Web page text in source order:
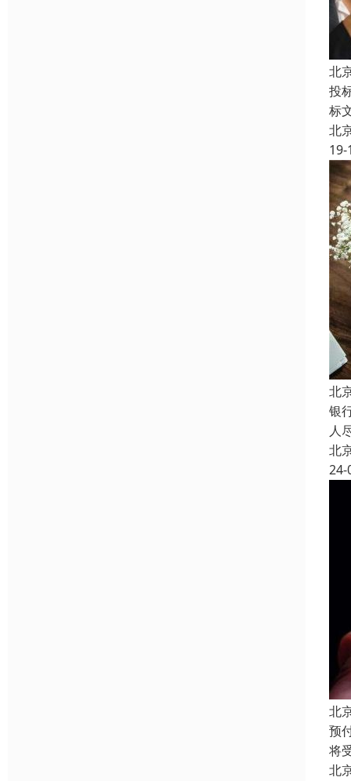
北
投
标
北
19-
北
银
人
北
24-
北
预
将
北